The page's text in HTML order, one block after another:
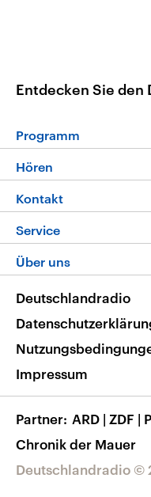
Entdecken Sie den
Programm
Programm
Die Nachrichten
Neue Beiträge
Hören
Livestream
Podcasts
Nachrichten App
Frequenzen
Kontakt
Hörerservice
Service
FAQ
Veranstaltungen
Musikliste
RSS
Über uns
Barrierefreiheit
Deutschlandradio ©
Deutschlandradio
Impressum
Partner ARD | ZDF |
Chronik der Mauer